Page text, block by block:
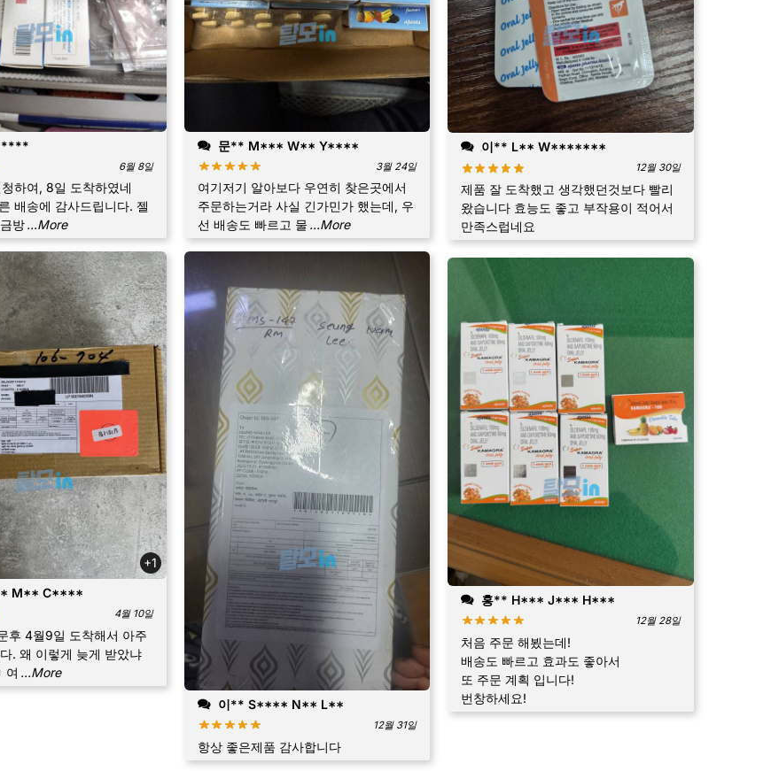
6월 8일
하여, 8일 도착하였네
배송에 감사드립니다. 젤
방 ...More
+1
M** C****
4월 10일
후 4월9일 도착해서 아주
. 왜 이렇게 늦게 받았냐
여 ...More
문** M*** W** Y****
3월 24일
여기저기 알아보다 우연히 찾은곳에서
주문하는거라 사실 긴가민가 했는데, 우
선 배송도 빠르고 물 ...More
이** S**** N** L**
12월 31일
항상 좋은제품 감사합니다
이** L** W*******
12월 30일
제품 잘 도착했고 생각했던것보다 빨리
왔습니다 효능도 좋고 부작용이 적어서
만족스럽네요
홍** H*** J*** H***
12월 28일
처음 주문 해뵜는데!
배송도 빠르고 효과도 좋아서
또 주문 계획 입니다!
번창하세요!